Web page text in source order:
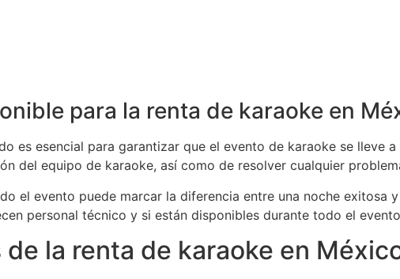
para la renta de karaoke en
es esencial para garantizar que el evento de karaoke se lleve
del equipo de karaoke, así como de resolver cualquier
el evento puede marcar la diferencia entre una noche exitosa
personal técnico y si están disponibles durante todo el
la renta de karaoke en